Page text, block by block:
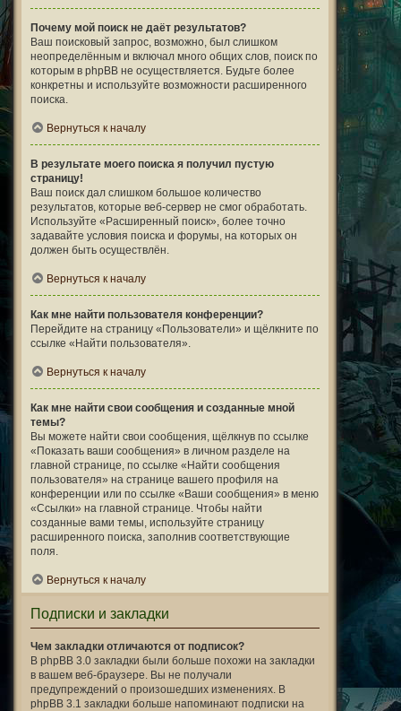
Почему мой поиск не даёт результатов?
Ваш поисковый запрос, возможно, был слишком
неопределённым и включал много общих слов, поиск по
которым в phpBB не осуществляется. Будьте более
конкретны и используйте возможности расширенного
поиска.
Вернуться к началу
В результате моего поиска я получил пустую
страницу!
Ваш поиск дал слишком большое количество
результатов, которые веб-сервер не смог обработать.
Используйте «Расширенный поиск», более точно
задавайте условия поиска и форумы, на которых он
должен быть осуществлён.
Вернуться к началу
Как мне найти пользователя конференции?
Перейдите на страницу «Пользователи» и щёлкните по
ссылке «Найти пользователя».
Вернуться к началу
Как мне найти свои сообщения и созданные мной
темы?
Вы можете найти свои сообщения, щёлкнув по ссылке
«Показать ваши сообщения» в личном разделе на
главной странице, по ссылке «Найти сообщения
пользователя» на странице вашего профиля на
конференции или по ссылке «Ваши сообщения» в меню
«Ссылки» на главной странице. Чтобы найти
созданные вами темы, используйте страницу
расширенного поиска, заполнив соответствующие
поля.
Вернуться к началу
Подписки и закладки
Чем закладки отличаются от подписок?
В phpBB 3.0 закладки были больше похожи на закладки
в вашем веб-браузере. Вы не получали
предупреждений о произошедших изменениях. В
phpBB 3.1 закладки больше напоминают подписки на